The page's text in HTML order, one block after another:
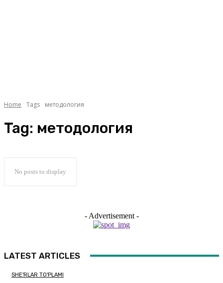
Home Tags методология
Tag: методология
No posts to display
- Advertisement -
LATEST ARTICLES
SHE'RLAR TO'PLAMI